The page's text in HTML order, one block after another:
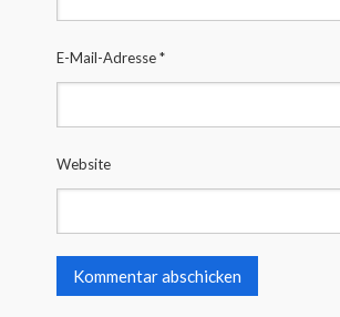
E-Mail-Adresse*
Website